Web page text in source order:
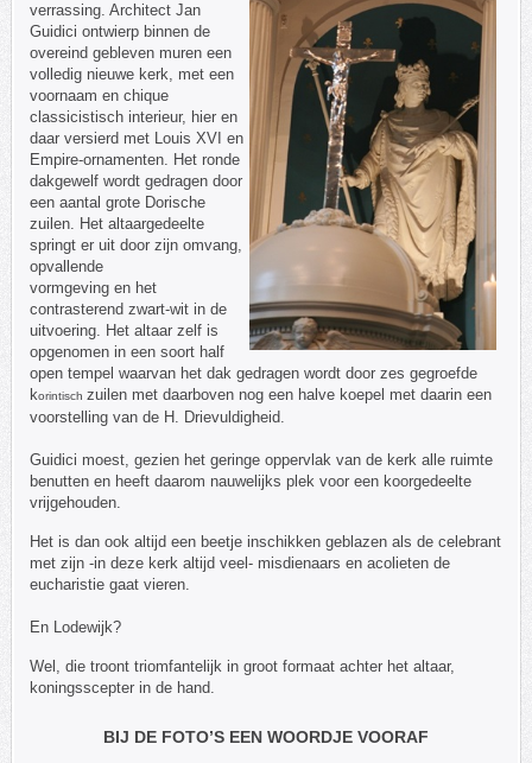
verrassing. Architect Jan
Guidici ontwierp binnen de
overeind gebleven muren een
volledig nieuwe kerk, met een
voornaam en chique
classicistisch interieur, hier en
daar versierd met Louis XVI en
Empire-ornamenten. Het ronde
dakgewelf wordt gedragen door
een aantal grote Dorische
zuilen. Het altaargedeelte
springt er uit door zijn omvang,
opvallende
vormgeving en het
contrasterend zwart-wit in de
uitvoering. Het altaar zelf is
opgenomen in een soort half
open tempel waarvan het dak gedragen wordt door zes gegroefde
korintisch zuilen met daarboven nog een halve koepel met daarin een
voorstelling van de H. Drievuldigheid.
Guidici moest, gezien het geringe oppervlak van de kerk alle ruimte
benutten en heeft daarom nauwelijks plek voor een koorgedeelte
vrijgehouden.
Het is dan ook altijd een beetje inschikken geblazen als de celebrant
met zijn -in deze kerk altijd veel- misdienaars en acolieten de
eucharistie gaat vieren.
En Lodewijk?
Wel, die troont triomfantelijk in groot formaat achter het altaar,
koningsscepter in de hand.
BIJ DE FOTO’S EEN WOORDJE VOORAF